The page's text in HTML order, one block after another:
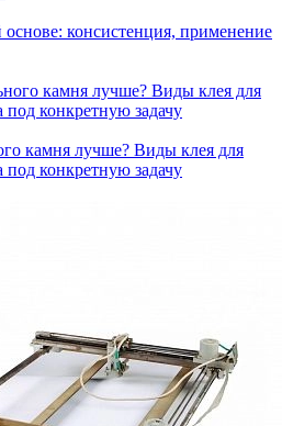
консистенция, применение
камня лучше? Виды клея для
конкретную задачу